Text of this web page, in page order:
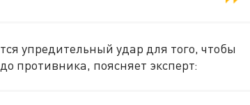
упредительный удар для того, чтобы
противника, поясняет эксперт: